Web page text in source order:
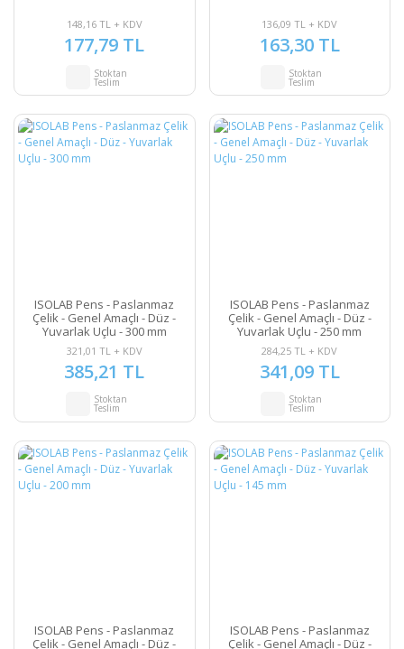
148,16 TL + KDV
177,79 TL
Stoktan
Teslim
136,09 TL + KDV
163,30 TL
Stoktan
Teslim
ISOLAB Pens - Paslanmaz
Çelik - Genel Amaçlı - Düz -
Yuvarlak Uçlu - 300 mm
321,01 TL + KDV
385,21 TL
Stoktan
Teslim
ISOLAB Pens - Paslanmaz
Çelik - Genel Amaçlı - Düz -
Yuvarlak Uçlu - 250 mm
284,25 TL + KDV
341,09 TL
Stoktan
Teslim
ISOLAB Pens - Paslanmaz
Çelik - Genel Amaçlı - Düz -
ISOLAB Pens - Paslanmaz
Çelik - Genel Amaçlı - Düz -